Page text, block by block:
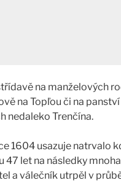
na manželových
na Topľou či na
nedaleko Trenčína.
1604 usazuje natrvalo
47 let na následky
a válečník utrpěl v